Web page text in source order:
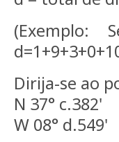
Dirija-se ao
N 37° c.382'
W 08° d.549'